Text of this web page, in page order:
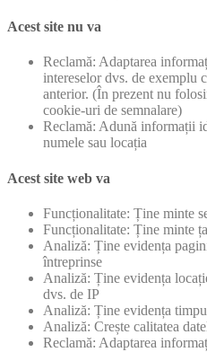
Acest site nu va
Reclamă: Adaptarea
intereselor dvs. de exemplu
anterior. (În prezent nu
cookie-uri de semnalare)
Reclamă: Adună informații
numele sau locația
Acest site web va
Funcționalitate: Ține minte
Funcționalitate: Ține minte
Analiză: Ține evidența
întreprinse
Analiză: Ține evidența
dvs. de IP
Analiză: Ține evidența
Analiză: Crește calitatea
Reclamă: Adaptarea